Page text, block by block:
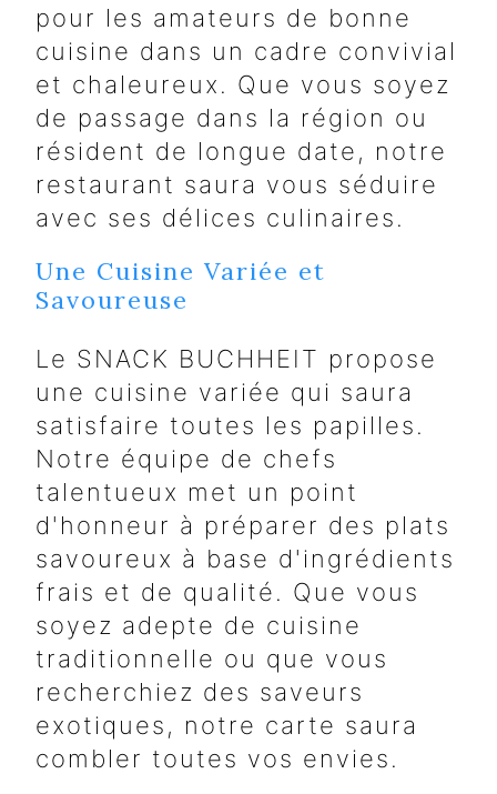
pour les amateurs de bonne
cuisine dans un cadre convivial
et chaleureux. Que vous soyez
de passage dans la région ou
résident de longue date, notre
restaurant saura vous séduire
avec ses délices culinaires.
Une Cuisine Variée et
Savoureuse
Le SNACK BUCHHEIT propose
une cuisine variée qui saura
satisfaire toutes les papilles.
Notre équipe de chefs
talentueux met un point
d'honneur à préparer des plats
savoureux à base d'ingrédients
frais et de qualité. Que vous
soyez adepte de cuisine
traditionnelle ou que vous
recherchiez des saveurs
exotiques, notre carte saura
combler toutes vos envies.